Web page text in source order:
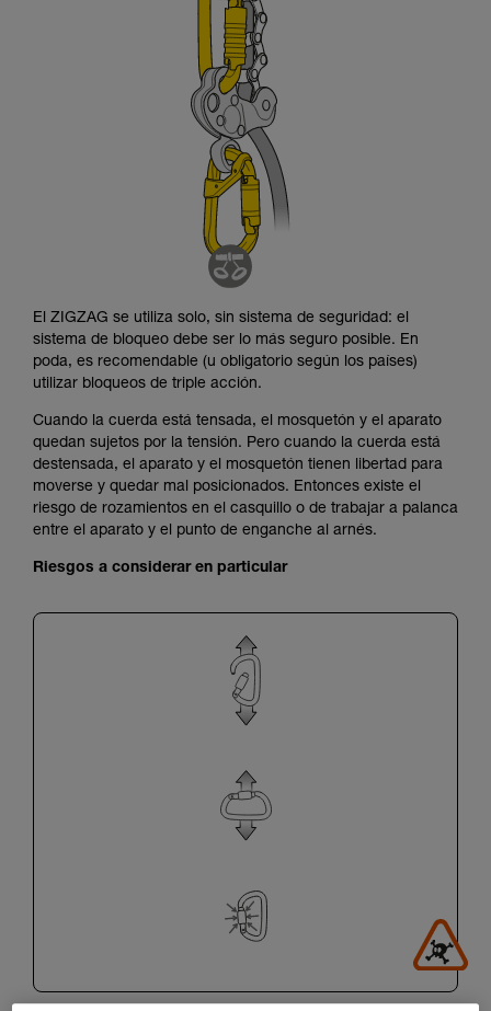
describimos aquí.
El ZIGZAG se utiliza solo, sin sistema de seguridad: el
sistema de bloqueo debe ser lo más seguro posible. En
poda, es recomendable (u obligatorio según los países)
utilizar bloqueos de triple acción.
Cuando la cuerda está tensada, el mosquetón y el aparato
quedan sujetos por la tensión. Pero cuando la cuerda está
destensada, el aparato y el mosquetón tienen libertad para
moverse y quedar mal posicionados. Entonces existe el
riesgo de rozamientos en el casquillo o de trabajar a palanca
entre el aparato y el punto de enganche al arnés.
Riesgos a considerar en particular